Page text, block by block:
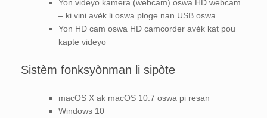
Yon videyo kamera (webcam) oswa HD webcam
– ki vini avèk li oswa ploge nan USB oswa
Yon HD cam oswa HD camcorder avèk kat pou
kapte videyo
Sistèm fonksyònman li sipòte
macOS X ak macOS 10.7 oswa pi resan
Windows 10